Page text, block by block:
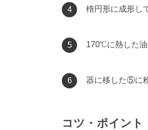
4 楕円形に成形し
5 170℃に熱した油
6 器に移した⑤に
コツ・ポイント